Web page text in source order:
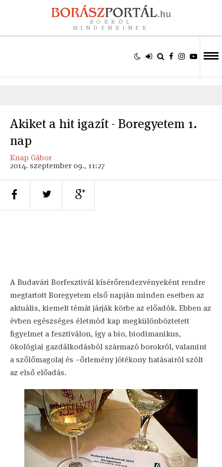
BORRÓL
MINDENKINEK
Akiket a hit igazít - Boregyetem 1.
nap
Knap Gábor
2014. szeptember 09., 11:27
A Budavári Borfesztivál kísérőrendezvényeként rendre
megtartott Boregyetem első napján minden esetben az
aktuális, kiemelt témát járják körbe az előadók. Ebben az
évben egészséges életmód kap megkülönböztetett
figyelmet a fesztiválon, így a bio, biodimanikus,
ökológiai gazdálkodásból származó borokról, valamint
a szőlőmagolaj és –őrlemény jótékony hatásairól szólt
az első előadás.